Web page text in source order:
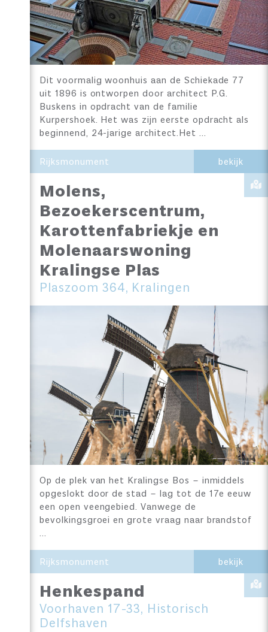
Dit voormalig woonhuis aan de Schiekade 77
uit 1896 is ontworpen door architect P.G.
Buskens in opdracht van de familie
Kurpershoek. Het was zijn eerste opdracht als
beginnend, 24-jarige architect.Het …
Rijksmonument bekijk
Molens,
Bezoekerscentrum,
Karottenfabriekje en
Molenaarswoning
Kralingse Plas
Plaszoom 364, Kralingen
Op de plek van het Kralingse Bos – inmiddels
opgeslokt door de stad – lag tot de 17e eeuw
een open veengebied. Vanwege de
bevolkingsgroei en grote vraag naar brandstof
…
Rijksmonument bekijk
Henkespand
Voorhaven 17-33, Historisch
Delfshaven